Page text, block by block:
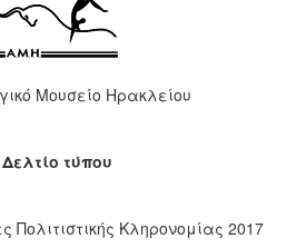
Μουσείο Ηρακλείου
Δελτίο τύπου
Πολιτιστικής Κληρονομίας 2017